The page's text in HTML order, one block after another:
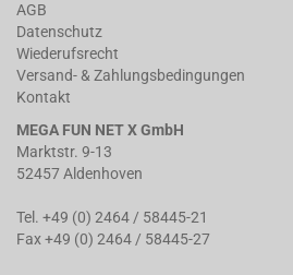
AGB
Datenschutz
Wiederufsrecht
Versand- & Zahlungsbedingungen
Kontakt
MEGA FUN NET X GmbH
Marktstr. 9-13
52457 Aldenhoven
Tel. +49 (0) 2464 / 58445-21
Fax +49 (0) 2464 / 58445-27